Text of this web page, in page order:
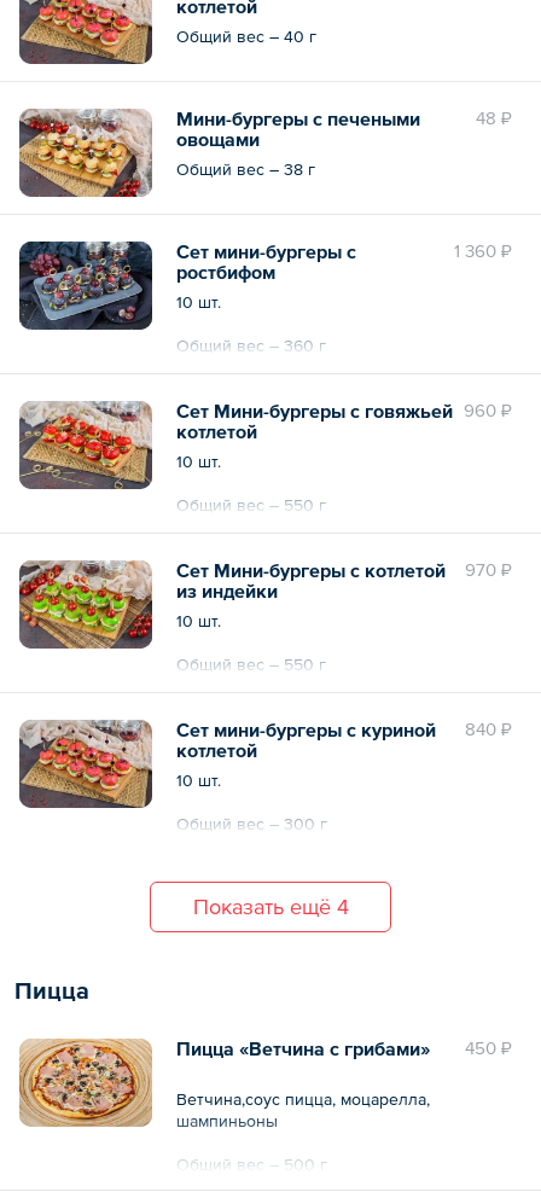
котлетой
Общий вес – 40 г
48 ₽
Мини-бургеры с печеными
овощами
Общий вес – 38 г
1 360 ₽
Сет мини-бургеры с
ростбифом
10 шт.
Общий вес – 360 г
960 ₽
Сет Мини-бургеры с говяжьей
котлетой
10 шт.
Общий вес – 550 г
970 ₽
Сет Мини-бургеры с котлетой
из индейки
10 шт.
Общий вес – 550 г
840 ₽
Сет мини-бургеры с куриной
котлетой
10 шт.
Общий вес – 300 г
Показать ещё 4
Пицца
450 ₽
Пицца «Ветчина с грибами»
Ветчина,соус пицца, моцарелла,
шампиньоны
Общий вес – 500 г